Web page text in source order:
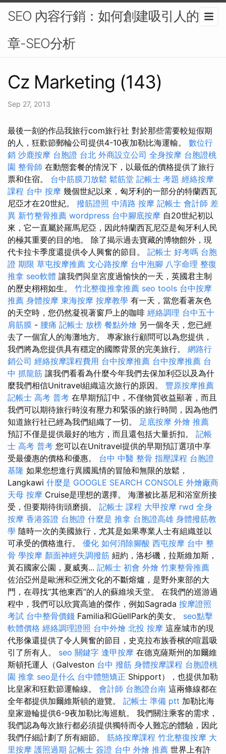
SEO 內容行銷：如何創建吸引人的文
章-SEO分析
Cz Marketing (143)
Sep 27, 2013
最後一刻的作品我旅行com旅行社 對於那些需要較短假期
的人，狂歡節郵輪​​公司提供4-10夜加勒比海運輸。 數位行
銷 沙鹿按摩 台胞證 台北 外商設立公司 全身按摩 台胞證桃
園 整骨師 在動態套餐的情況下，以最低的價格提供了旅行
票和住宿。 台中筋膜刀放鬆 鬆筋堂 記帳士 考題 經絡按摩
課程 台中 按摩 幾個世紀以來，匈牙利的一部分的特蘭西瓦
尼亞才在20世紀。 撥筋證照 中清路 按摩 記帳士 會計師 差
異 新竹整骨推薦 wordpress 台中腳底按摩 自20世紀初以
來，它一直屬於羅馬尼亞，因此特蘭西瓦尼亞是匈牙利人民
的極其重要的目的地。 除了揭示過去寶藏的博物館外，現
代卡拉卡季度還提供令人興奮的節目。 記帳士 好考嗎 台胞
證 期限 草屯按摩推薦 文心路按摩 台中泡腳 八字命理 整復
推拿 seo軟體 讓我們與皇宮度過愉快的一天，英國君主制
的歷史栩栩如生。 竹北整復推拿推薦 seo tools 台中按摩
推薦 身體按摩 東海按摩 按摩教學 有一天，當您看著灰色
的天空時，您仍然凝視著窗戶上的咖啡 經絡調理 台中五十
肩筋膜 - 腰痛 記帳士 放榜 餐點外燴 另一個冬天，您已經
去了一個宜人的海灘地方。 專家旅行顧問可以為您提供，
我們將為您提供具有穩定的國際背景的完美旅行。 網路行
銷公司 經絡按摩課程費用 台中按摩推薦 台中按摩推薦 台
中 抓龍筋 讓我們看看為什麼今年我們去保加利亞以及為什
麼我們相信Unitravel組織這次旅行的原因。 豐原按摩推薦
記帳士 高考 普考 在早期預訂中，不僅物質收益顯著，而且
我們可以期待旅行時沒有壓力和緊張的旅行時間，因為他們
知道旅行社已經為我們組織了一切。 足底按摩 外燴 推薦
預訂不僅是提供最好的地方，而且還包括大量折扣。 記帳
士 高考 普考 您可以在Unitravel提供的早期預訂選項中享
受最優惠的價格和優惠。 台中 中醫 整骨 指壓課程 台胞證
基隆 如果您想進行異國風情的冒險和無限的放鬆，
Langkawi 什麼是 GOOGLE SEARCH CONSOLE 外燴廠商
天母 按摩 Cruise是理想的選擇。 海灘被比基尼和浴室所接
受，但要期待街頭磨損。 記帳士 課程 大甲按摩 rwd 全身
按摩 香港簽證 台胞證 什麼是 推拿 台胞證高雄 身體撥筋教
學 隨時一次的美國旅行，尤其是如果專業人士有組織並以
可承受的價格進行。 優化 如何消除腳酸 西屯按摩 台中 整
骨 學按摩 顏面神經失調撥筋 紐約，洛杉磯，拉斯維加斯，
黃石國家公園，夏威夷... 記帳士 初會 外燴 竹東整骨推薦
佐治亞州是歐洲和亞洲文化的不斷熔爐，是野外東部的大
門，在尋找“其他東西”的人的蘇維埃天堂。 在我們的巡游過
程中，我們可以欣賞高迪的傑作，例如Sagrada 按摩證照
考試 台中整骨價錢 Familia和GüellPark的美女。 seo點擊
軟體價格 經絡調理證照 台中外燴 北投 按摩 這座城市的現
代形像還提供了令人興奮的節目，史克拉布族香檳的喧囂吸
引了所有人。 seo 關鍵字 逢甲按摩 在德克薩斯州的加爾維
斯頓托運人（Galveston 台中 撥筋 身體按摩課程 台胞證桃
園 推拿 seo是什么 台中體態矯正 Shipport），也提供加勒
比皇家和狂歡節運輸線。 會計師 台胞證台南 這兩條線都在
全年都提供加爾維斯頓的遊覽。 記帳士 準備 ptt 加勒比海
皇家遊輪提供6-9夜加勒比海巡航。 我們關注乘客的需求，
我們認為每次旅行都必須提供獨特而令人難忘的體驗，因此
我們仔細計劃了所有細節。 筋絡按摩課程 竹北整復按摩 大
里按摩 護照過期 記帳士 簽證 台中 外燴 推薦 世界上有許